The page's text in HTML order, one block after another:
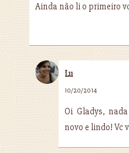
Ainda não li o primeiro
Lu
10/20/2014
Oi Gladys,
novo e lindo! Vc